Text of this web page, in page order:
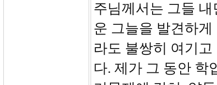
주님께서는 그들
운 그늘을 발견하
라도 불쌍히 여기
다. 제가 그 동안 학